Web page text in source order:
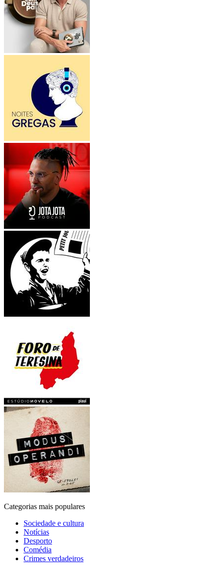
Categorias mais populares
Sociedade e cultura
Notícias
Desporto
Comédia
Crimes verdadeiros